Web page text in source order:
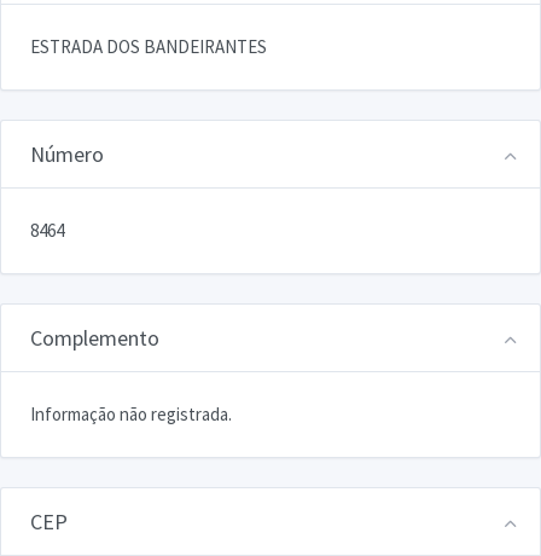
ESTRADA DOS BANDEIRANTES
Número
8464
Complemento
Informação não registrada.
CEP